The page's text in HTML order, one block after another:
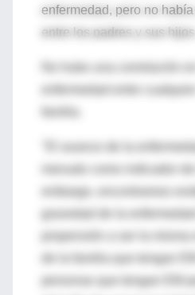
enfermedad, pero no
entre los padres y sus hijos.
embargo, encontramos
de la familia que tengan
personas que tengan EM